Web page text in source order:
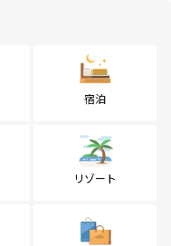
宿泊
リゾート